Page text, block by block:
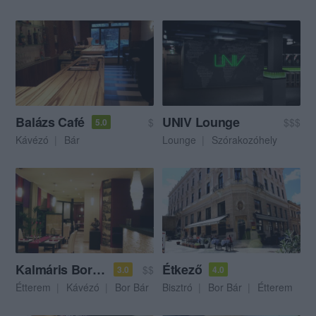
Balázs Café 5.0
$
Kávézó
Bár
UNIV Lounge
$$$
Lounge
Szórakozóhely
Kalmáris Borbisztró 3.0
$$
Étterem
Kávézó Bor Bár
Étkező 4.0
Bisztró Bor Bár Étterem